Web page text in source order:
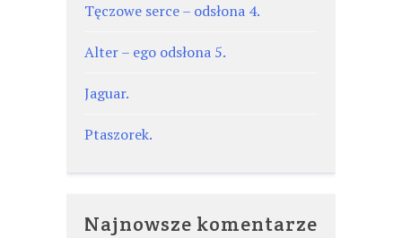
Tęczowe serce – odsłona 4.
Alter – ego odsłona 5.
Jaguar.
Ptaszorek.
Najnowsze komentarze